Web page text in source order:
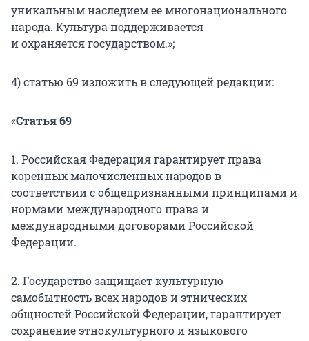
уникальным наследием ее многонационального
народа. Культура поддерживается
и охраняется государством.»;
4) статью 69 изложить в следующей редакции:
«Статья 69
1. Российская Федерация гарантирует права
коренных малочисленных народов в
соответствии с общепризнанными принципами и
нормами международного права и
международными договорами Российской
Федерации.
2. Государство защищает культурную
самобытность всех народов и этнических
общностей Российской Федерации, гарантирует
сохранение этнокультурного и языкового